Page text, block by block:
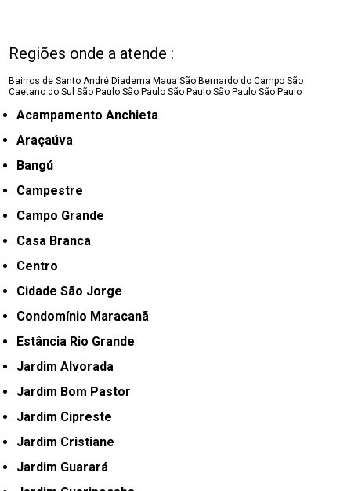
Regiões onde a atende :
Bairros de Santo André Diadema Maua São Bernardo do Campo São
Caetano do SulSão Paulo São Paulo São Paulo São Paulo São Paulo
Acampamento Anchieta
Araçaúva
Bangú
Campestre
Campo Grande
Casa Branca
Centro
Cidade São Jorge
Condomínio Maracanã
Estância Rio Grande
Jardim Alvorada
Jardim Bom Pastor
Jardim Cipreste
Jardim Cristiane
Jardim Guarará